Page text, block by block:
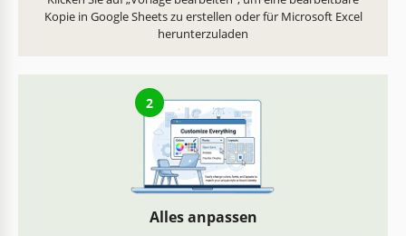
Kopie in Google Sheets zu erstellen oder für Microsoft Excel
herunterzuladen
2
Alles anpassen